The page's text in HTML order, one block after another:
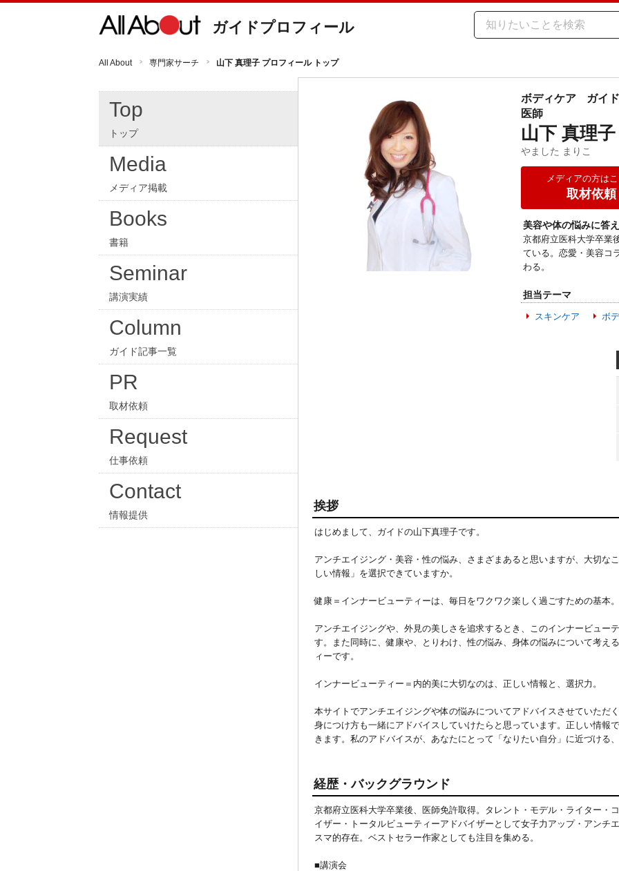
ガイドプロフィール
All About 専門家サーチ 山下 真理子 プロフィール トップ
Top
トップ
Media
メディア掲載
Books
書籍
Seminar
講演実績
Column
ガイド記事一覧
PR
取材依頼
Request
仕事依頼
Contact
情報提供
ボディケア
ガイド
医師
山下 真理子
やました まりこ
メディアの方は
取材依頼
美容や体の悩みに答
京都府立医科大学卒業
ている。恋愛・美容コ
わる。
担当テーマ
スキンケア ボ
挨拶
はじめまして、ガイドの山下真理子です。
アンチエイジング・美容・性の悩み、さまざまあると思いますが、大切な
しい情報」を選択できていますか。
健康＝インナービューティーは、毎日をワクワク楽しく過ごすための基本。
アンチエイジングや、外見の美しさを追求するとき、このインナービュー
す。また同時に、健康や、とりわけ、性の悩み、身体の悩みについて考え
ィーです。
インナービューティー＝内的美に大切なのは、正しい情報と、選択力。
本サイトでアンチエイジングや体の悩みについてアドバイスさせていただ
身につけ方も一緒にアドバイスしていけたらと思っています。正しい情報
きます。私のアドバイスが、あなたにとって「なりたい自分」に近づける
経歴・バックグラウンド
京都府立医科大学卒業後、医師免許取得。タレント・モデル・ライター・
イザー・トータルビューティーアドバイザーとして女子力アップ・アンチ
スマ的存在。ベストセラー作家としても注目を集める。
■講演会